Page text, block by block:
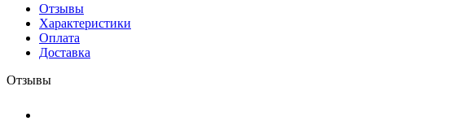
Отзывы
Характеристики
Оплата
Доставка
Отзывы